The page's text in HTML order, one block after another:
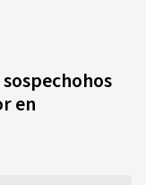
en